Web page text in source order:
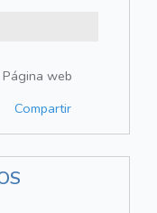
Página web
Compartir